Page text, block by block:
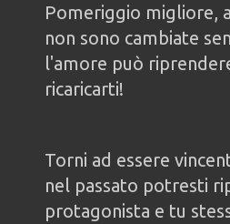
Pomeriggio migliore,
non sono cambiate
l'amore può
ricaricarti!
Torni ad essere
nel passato potresti
protagonista e tu